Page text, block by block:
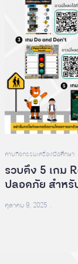
คาบกิจกรรมเครื่องมือศึกษา
รวบตึง 5 เกม
ปลอดภัย สำหรั
ตุลาคม 9, 2025